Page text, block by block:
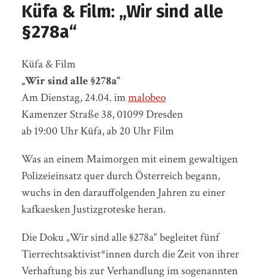
Küfa & Film: „Wir sind alle
§278a“
Küfa & Film
„Wir sind alle §278a“
Am Dienstag, 24.04. immalobeo
Kamenzer Straße 38, 01099 Dresden
ab 19:00 Uhr Küfa, ab 20 Uhr Film
Was an einem Maimorgen mit einem gewaltigen
Polizeieinsatz quer durch Österreich begann,
wuchs in den darauffolgenden Jahren zu einer
kafkaesken Justizgroteske heran.
Die Doku „Wir sind alle §278a“ begleitet fünf
Tierrechtsaktivist*innen durch die Zeit von ihrer
Verhaftung bis zur Verhandlung im sogenannten